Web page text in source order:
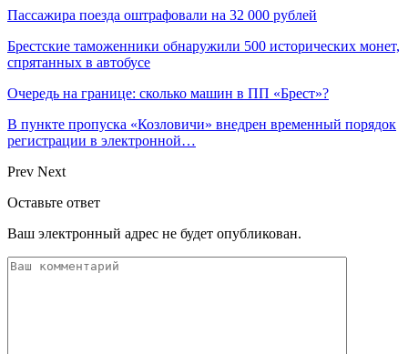
Пассажира поезда оштрафовали на 32 000 рублей
Брестские таможенники обнаружили 500 исторических монет,
спрятанных в автобусе
Очередь на границе: сколько машин в ПП «Брест»?
В пункте пропуска «Козловичи» внедрен временный порядок
регистрации в электронной…
Prev Next
Оставьте ответ
Ваш электронный адрес не будет опубликован.